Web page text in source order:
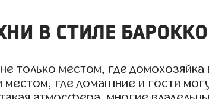
в стиле
только местом, где
где домашние и гости